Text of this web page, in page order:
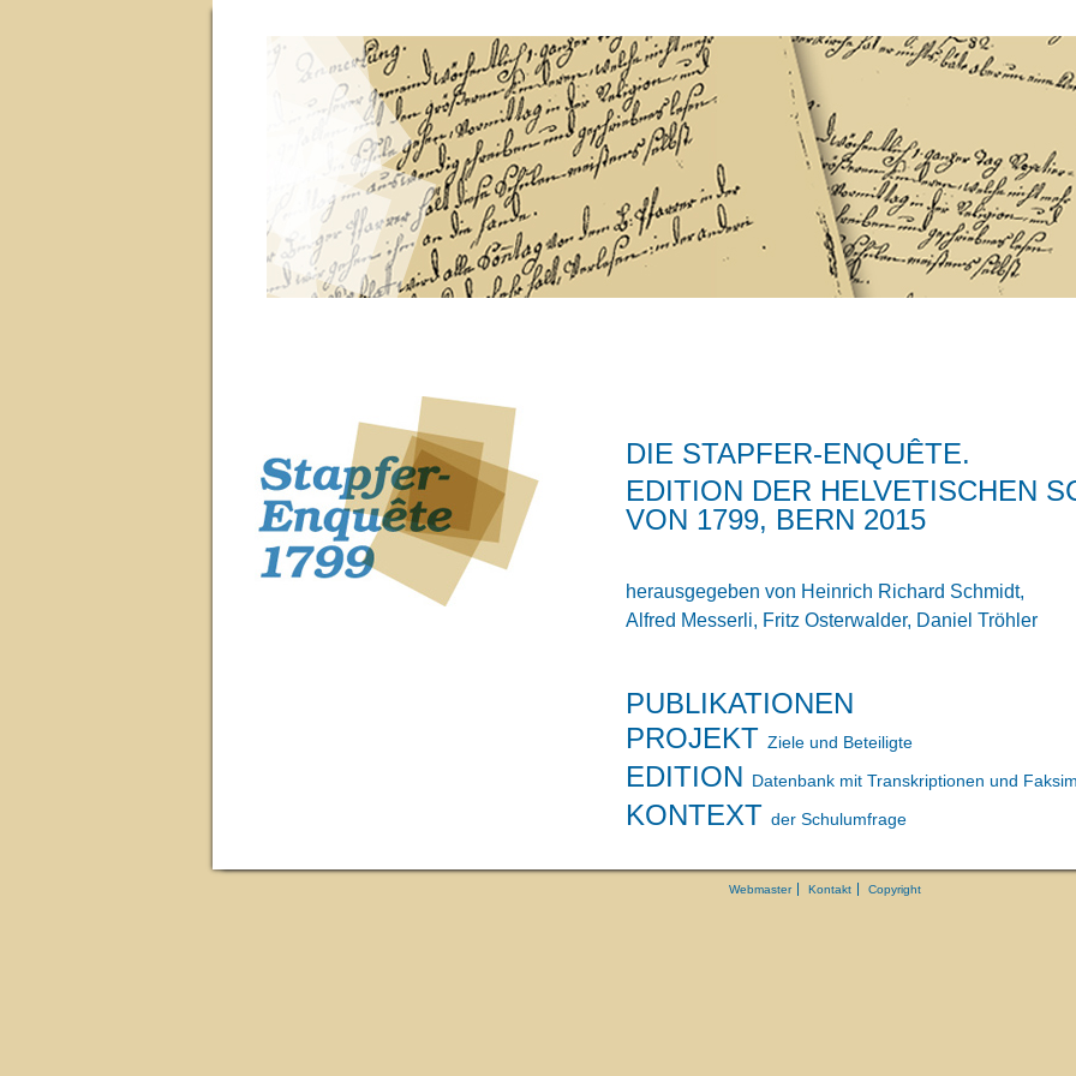
DIE STAPFER-ENQUÊTE.
EDITION DER HELVETISCHEN
VON 1799, BERN 2015
herausgegeben von Heinrich Richard Schmidt,
Alfred Messerli, Fritz Osterwalder, Daniel Tröhler
PUBLIKATIONEN
PROJEKT Ziele und Beteiligte
EDITION Datenbank mit Transkriptionen und
KONTEXT der Schulumfrage
Webmaster Kontakt Copyright